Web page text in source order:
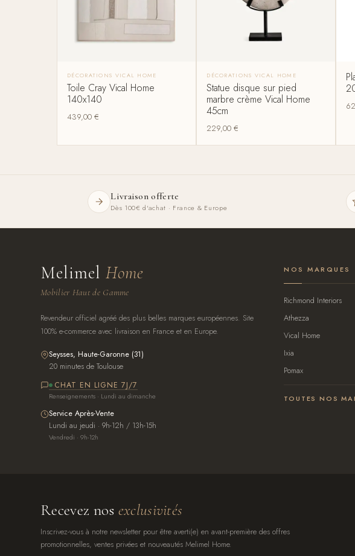
DÉCORATIONS VICAL HOME
Toile Cray Vical Home
140x140
439,00€
DÉCORATIONS VICAL HOME
Statue disque sur pied
marbre crème Vical Home
45cm
229,00€
Livraison offerte
Dès 100€ d'achat · France & Europe
MelimelHome
Mobilier Haut de Gamme
Revendeur officiel agréé des plus belles marques européennes. Site
100% e-commerce avec livraison en France et en Europe.
Seysses, Haute-Garonne (31)
20 minutes de Toulouse
CHAT EN LIGNE 7J/7
Renseignements · Lundi au dimanche
Service Après-Vente
Lundi au jeudi · 9h-12h / 13h-15h
Vendredi · 9h-12h
NOS MARQUES
Richmond Interiors
Athezza
Vical Home
Ixia
Pomax
TOUTES NOS
Recevez nos exclusivités
Inscrivez-vous à notre newsletter pour être averti(e) en avant-première des offres
promotionnelles, ventes privées et nouveautés Melimel Home.